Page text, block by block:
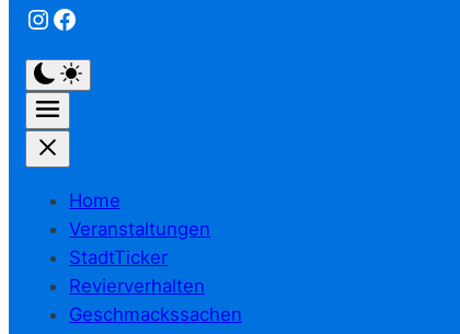
Instagram
Facebook
Home
Veranstaltungen
StadtTicker
Revierverhalten
Geschmackssachen